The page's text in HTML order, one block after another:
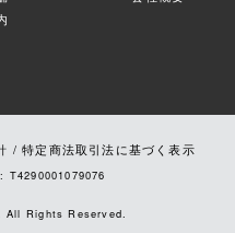
/特定商法取引法に基づく表示
: T4290001079076
Rights Reserved.